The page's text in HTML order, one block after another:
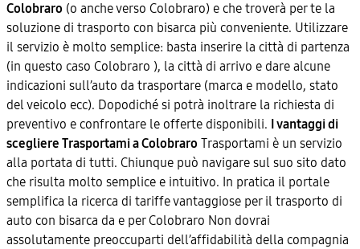
Colobraro (o anche verso Colobraro) e che troverà per te la
soluzione di trasporto con bisarca più conveniente. Utilizzare
il servizio è molto semplice: basta inserire la città di partenza
(in questo caso Colobraro ), la città di arrivo e dare alcune
indicazioni sull’auto da trasportare (marca e modello, stato
del veicolo ecc). Dopodiché si potrà inoltrare la richiesta di
preventivo e confrontare le offerte disponibili. I vantaggi di
scegliere Trasportami a Colobraro Trasportami è un servizio
alla portata di tutti. Chiunque può navigare sul suo sito dato
che risulta molto semplice e intuitivo. In pratica il portale
semplifica la ricerca di tariffe vantaggiose per il trasporto di
auto con bisarca da e per Colobraro Non dovrai
assolutamente preoccuparti dell’affidabilità della compagnia